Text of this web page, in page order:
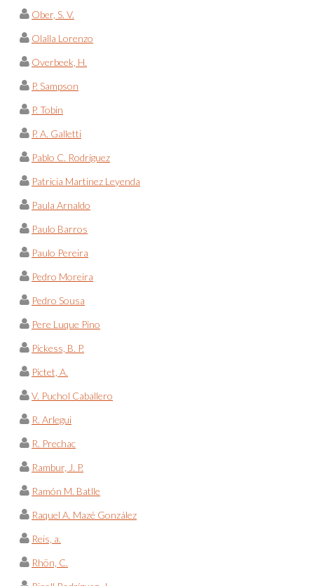
Ober, S. V.
Olalla Lorenzo
Overbeek, H.
P. Sampson
P. Tobin
P. A. Galletti
Pablo C. Rodríguez
Patricia Martinez Leyenda
Paula Arnaldo
Paulo Barros
Paulo Pereira
Pedro Moreira
Pedro Sousa
Pere Luque Pino
Pickess, B. P.
Pictet, A.
V. Puchol Caballero
R. Arlegui
R. Prechac
Rambur, J. P.
Ramón M. Batlle
Raquel A. Mazé González
Reis, a.
Rhön, C.